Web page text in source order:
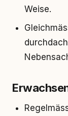
Weise.